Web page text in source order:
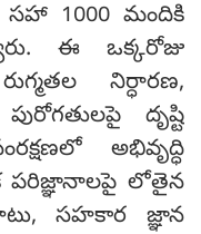
సహా 1000 మందికి
ఈ ఒక్కరోజు
నిర్ధారణ,
దృష్టి
అభివృద్ధి
పరిజ్ఞానాలపై లోతైన
సహకార జ్ఞాన